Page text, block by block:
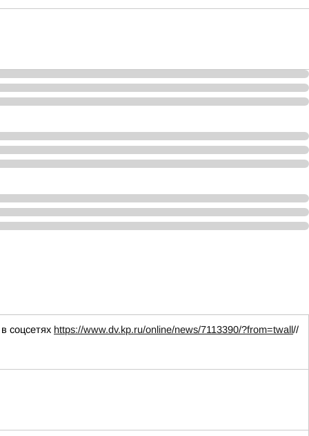
соцсетях https://www.dv.kp.ru/online/news/7113390/?from=twall//